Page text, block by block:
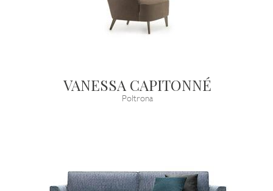
VANESSA CAPITONNÉ
Poltrona